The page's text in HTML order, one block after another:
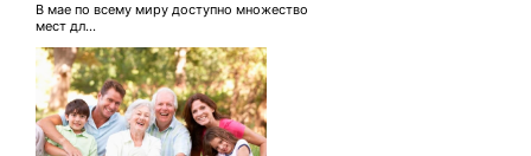
В мае по всему миру доступно множество
мест дл...